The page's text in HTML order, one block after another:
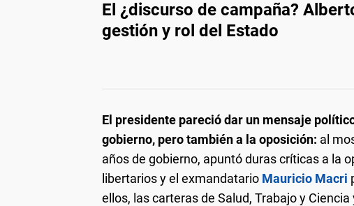
El ¿discurso de campaña?
gestión y rol del Estado
El presidente pareció dar un mensaje
gobierno, pero también a la oposición: al
años de gobierno, apuntó duras críticas a la
libertarios y el exmandatario Mauricio Macri
ellos, las carteras de Salud, Trabajo y